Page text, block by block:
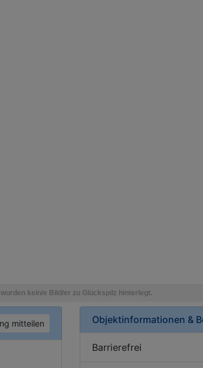
mitteilen Objektinformationen &
Barrierefrei